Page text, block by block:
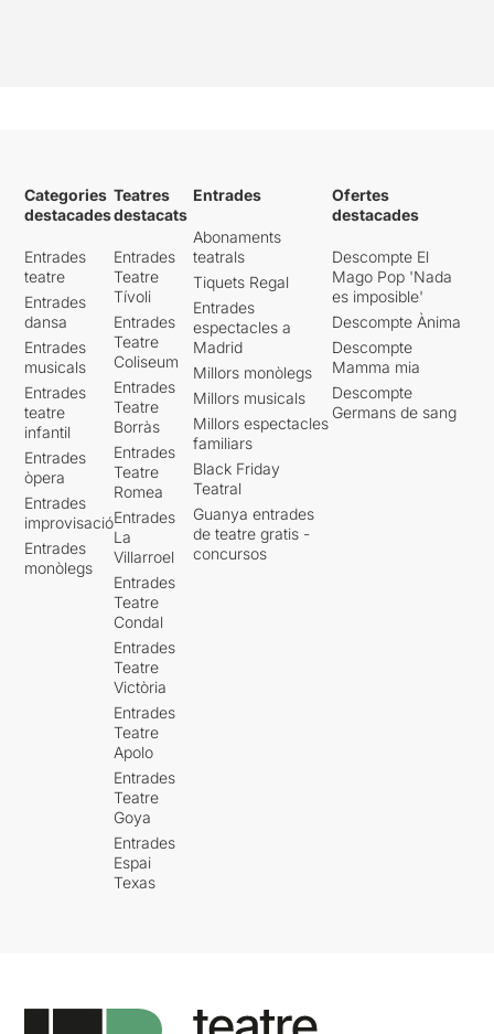
Categories
destacades
Entrades
teatre
Entrades
dansa
Entrades
musicals
Entrades
teatre
infantil
Entrades
òpera
Entrades
improvisació
Entrades
monòlegs
Teatres
destacats
Entrades
Teatre
Tívoli
Entrades
Teatre
Coliseum
Entrades
Teatre
Borràs
Entrades
Teatre
Romea
Entrades
La
Villarroel
Entrades
Teatre
Condal
Entrades
Teatre
Victòria
Entrades
Teatre
Apolo
Entrades
Teatre
Goya
Entrades
Espai
Texas
Entrades
Abonaments
teatrals
Tiquets Regal
Entrades
espectacles a
Madrid
Millors monòlegs
Millors musicals
Millors espectacles
familiars
Black Friday
Teatral
Guanya entrades
de teatre gratis -
concursos
Ofertes
destacades
Descompte El
Mago Pop 'Nada
es imposible'
Descompte Ànima
Descompte
Mamma mia
Descompte
Germans de sang